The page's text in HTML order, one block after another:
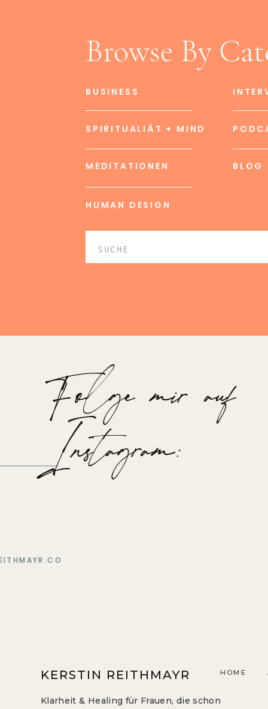
Browse By
MEDITATIONEN
SPIRITUALIÄT + MIND
BUSINESS
BLOG
Search
HUMAN DESIGN
Klarheit & Healing für Frauen, die schon
HOME
KERSTIN REITHMAYR
Folge mir auf
Instagram: